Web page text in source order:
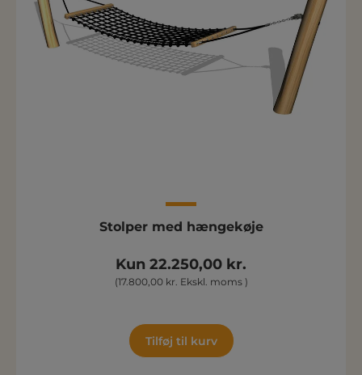
Stolper med hængekøje
Kun 22.250,00 kr.
(17.800,00 kr. Ekskl. moms )
Tilføj til kurv